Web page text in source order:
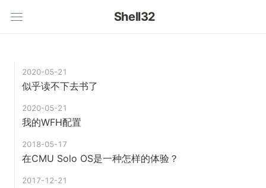
Shell32
2020-05-21
似乎读不下去书了
2020-05-21
我的WFH配置
2018-05-17
在CMU Solo OS是一种怎样的体验？
2017-12-21